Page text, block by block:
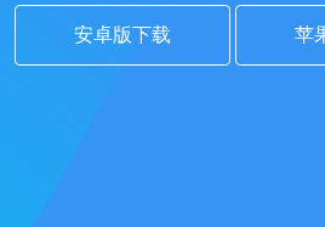
安卓版下载 苹